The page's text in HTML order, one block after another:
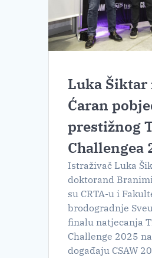
Luka
Ćaran
prestižnog
Challengea
Istraživač Luka
doktorand
su CRTA-u i
brodogradnje
finalu natjecanja
Challenge 2025
događaju CSAW